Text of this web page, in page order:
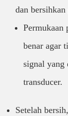
dan
Permukaan
benar agar
signal
transducer.
Setelah